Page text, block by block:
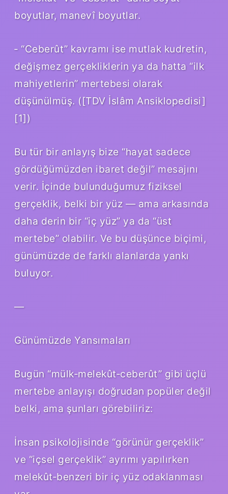
boyutlar, manevî boyutlar.
‑ “Ceberût” kavramı ise mutlak kudretin,
değişmez gerçekliklerin ya da hatta “ilk
mahiyetlerin” mertebesi olarak
düşünülmüş. ([TDV İslâm Ansiklopedisi]
[1])
Bu tür bir anlayış bize “hayat sadece
gördüğümüzden ibaret değil” mesajını
verir. İçinde bulunduğumuz fiziksel
gerçeklik, belki bir yüz — ama arkasında
daha derin bir “iç yüz” ya da “üst
mertebe” olabilir. Ve bu düşünce biçimi,
günümüzde de farklı alanlarda yankı
buluyor.
—
Günümüzde Yansımaları
Bugün “mülk‑melekût‑ceberût” gibi üçlü
mertebe anlayışı doğrudan popüler değil
belki, ama şunları görebiliriz:
İnsan psikolojisinde “görünür gerçeklik”
ve “içsel gerçeklik” ayrımı yapılırken
melekût‑benzeri bir iç yüz odaklanması